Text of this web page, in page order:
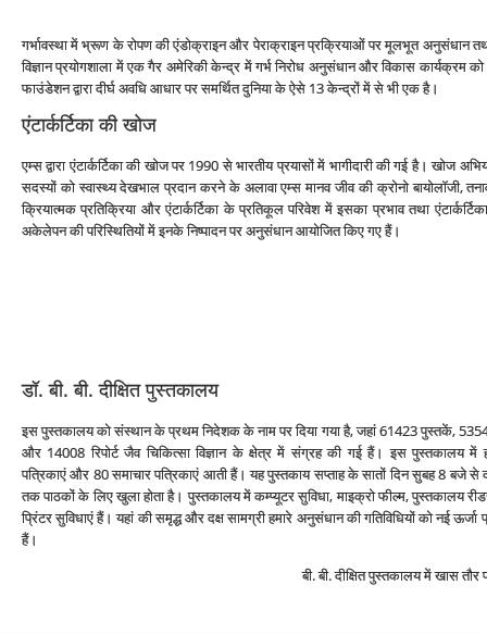
गर्भावस्‍था में भ्रूण के रोपण की एंडोक्राइन और पेराक्राइन प्रक्रियाओं पर मूलभूत अनुसंधान तथा
विज्ञान प्रयोगशाला में एक गैर अमेरिकी केन्‍द्र में गर्भ निरोध अनुसंधान और विकास कार्यक्रम
फाउंडेशन द्वारा दीर्घ अवधि आधार पर समर्थित दुनिया के ऐसे 13 केन्‍द्रों में से भी एक है।
एंटार्कर्टिका की खोज
एम्‍स द्वारा एंटार्कर्टिका की खोज पर 1990 से भारतीय प्रयासों में भागीदारी की गई है। खोज
सदस्‍यों को स्‍वास्‍थ्‍य देखभाल प्रदान करने के अलावा एम्‍स मानव जीव की क्रोनो बायोलॉजी,
क्रियात्‍मक प्रतिक्रिया और एंटार्कर्टिका के प्रतिकूल परिवेश में इसका प्रभाव तथा
अकेलेपन की परिस्थितियों में इनके निष्‍पादन पर अनुसंधान आयोजित किए गए हैं।
डॉ. बी. बी. दीक्षित पुस्‍तकालय
इस पुस्‍तकालय को संस्‍थान के प्रथम निदेशक के नाम पर दिया गया है, जहां 61423 पुस्‍तकें,
और 14008 रिपोर्ट जैव चिकित्‍सा विज्ञान के क्षेत्र में संग्रह की गई हैं। इस पुस्‍तकालय में
पत्रिकाएं और 80 समाचार पत्रिकाएं आती हैं। यह पुस्‍तकाय सप्‍ताह के सातों दिन सुबह 8 बजे से
तक पाठकों के लिए खुला होता है। पुस्‍तकालय में कम्‍प्‍यूटर सुविधा, माइक्रो फील्‍म, पुस्‍तकालय
प्रिंटर सुविधाएं हैं। यहां की समृद्ध और दक्ष सामग्री हमारे अनुसंधान की गतिविधियों को नई ऊर्जा
हैं।
बी. बी. दीक्षित पुस्‍तकालय में खास तौर